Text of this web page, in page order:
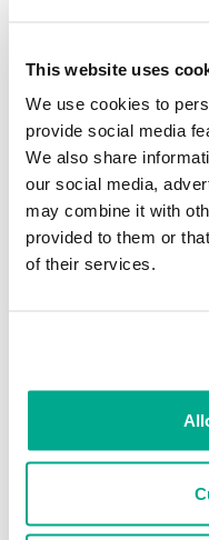
This website uses
We use cookies to
provide social media
We also share
our social media,
may combine it with
provided to them or
of their services.
Cabe señalar que estos
cantidad de víctimas cuyos
actúan con rapidez tras la
Estrategias de
y se asegura que las
consiste en asegurarse de
actualizada y capaz de